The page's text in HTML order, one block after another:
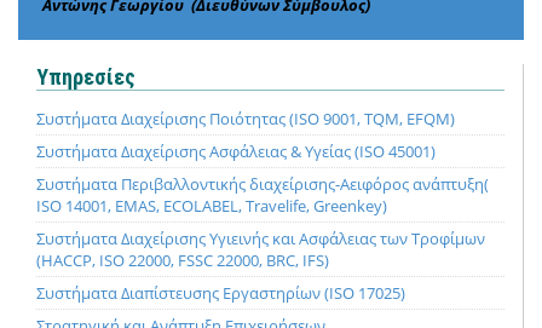
Αντώνης Γεωργίου (Διευθύνων Σύμβουλος)
Υπηρεσίες
Συστήματα Διαχείρισης Ποιότητας (ISO 9001, TQM, EFQM)
Συστήματα Διαχείρισης Ασφάλειας & Υγείας (ISO 45001)
Συστήματα Περιβαλλοντικής διαχείρισης-Αειφόρος ανάπτυξη(
ISO 14001, EMAS, ECOLABEL, Travelife, Greenkey)
Συστήματα Διαχείρισης Υγιεινής και Ασφάλειας των Τροφίμων
(HACCP, ISO 22000, FSSC 22000, BRC, IFS)
Συστήματα Διαπίστευσης Εργαστηρίων (ISO 17025)